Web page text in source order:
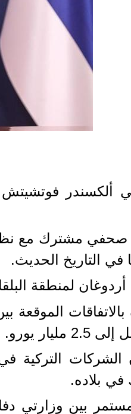
ألكسندر
مشترك مع نظيره
في التاريخ الحديث.
لمنطقة
الموقعة
يورو.
في بلاده.
بين وزارتي